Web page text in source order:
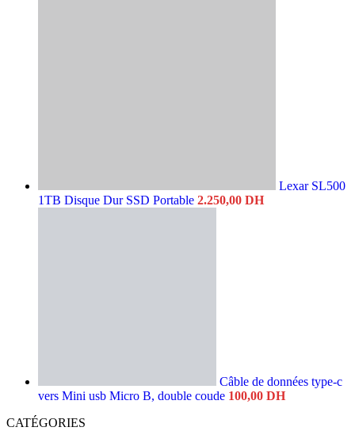
Lexar SL500
1TB Disque Dur SSD Portable 2.250,00 DH
Câble de données type-c
vers Mini usb Micro B, double coude 100,00 DH
CATÉGORIES